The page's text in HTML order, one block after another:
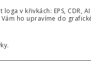
v křivkách: EPS, CDR,
ho upravíme do